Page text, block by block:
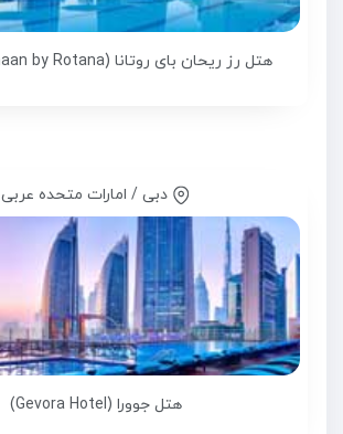
هتل رز ریحان بای روتانا (Rose Rayhaan by Rotana)
دبی / امارات متحده عربی
هتل جوورا (Gevora Hotel)